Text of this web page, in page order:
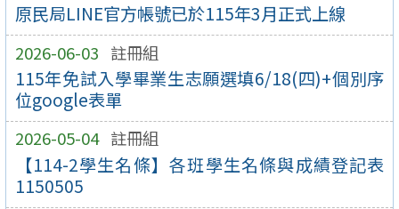
原民局LINE官方帳號已於115年3月正式上線
2026-06-03 註冊組
115年免試入學畢業生志願選填6/18(四)+個別序
位google表單
2026-05-04 註冊組
【114-2學生名條】各班學生名條與成績登記表
1150505